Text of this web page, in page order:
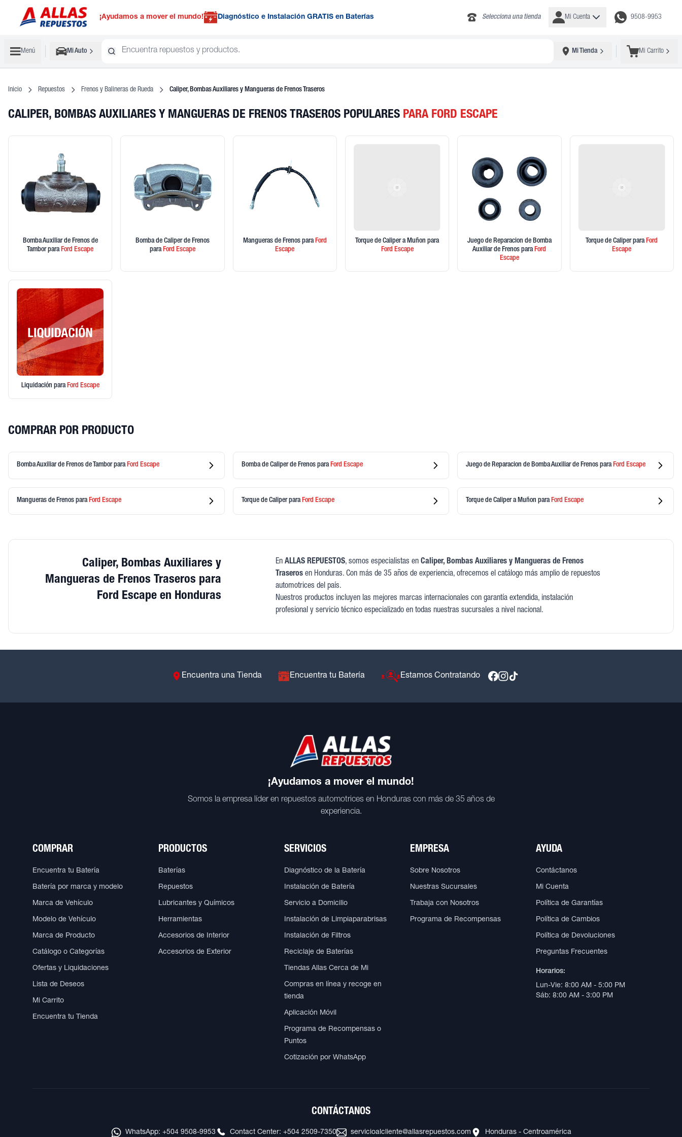
¡Ayudamos a mover el mundo! Diagnóstico e Instalación GRATIS en Baterías Selecciona una tienda Mi Cuenta 9508-9953
Menú Mi Auto Mi Tienda Mi Carrito
Inicio Repuestos Frenos y Balineras de Rueda Caliper, Bombas Auxiliares y Mangueras de Frenos Traseros
CALIPER, BOMBAS AUXILIARES Y MANGUERAS DE FRENOS TRASEROS POPULARES PARA FORD ESCAPE
Bomba Auxiliar de Frenos de
Tambor paraFord Escape
Bomba de Caliper de Frenos
paraFord Escape
Mangueras de Frenos paraFord
Escape
Torque de Caliper a Muñon para
Ford Escape
Juego de Reparacion de Bomba
Auxiliar de Frenos paraFord
Escape
Torque de Caliper paraFord
Escape
Liquidación para Ford Escape
COMPRAR POR PRODUCTO
Bomba Auxiliar de Frenos de Tambor paraFord Escape Bomba de Caliper de Frenos paraFord Escape Juego de Reparacion de Bomba Auxiliar de Frenos paraFord Escape
Mangueras de Frenos paraFord Escape Torque de Caliper paraFord Escape Torque de Caliper a Muñon paraFord Escape
Caliper, Bombas Auxiliares y
Mangueras de Frenos Traseros para
Ford Escape en Honduras
En ALLAS REPUESTOS, somos especialistas en Caliper, Bombas Auxiliares y Mangueras de Frenos
Traseros en Honduras. Con más de 35 años de experiencia, ofrecemos el catálogo más amplio de repuestos
automotrices del país.
Nuestros productos incluyen las mejores marcas internacionales con garantía extendida, instalación
profesional y servicio técnico especializado en todas nuestras sucursales a nivel nacional.
Encuentra una Tienda Encuentra tu Batería Estamos Contratando
¡Ayudamos a mover el mundo!
Somos la empresa líder en repuestos automotrices en Honduras con más de 35 años de
experiencia.
COMPRAR
Encuentra tu Batería
Batería por marca y modelo
Marca de Vehículo
Modelo de Vehículo
Marca de Producto
Catálogo o Categorías
Ofertas y Liquidaciones
Lista de Deseos
Mi Carrito
Encuentra tu Tienda
PRODUCTOS
Baterías
Repuestos
Lubricantes y Químicos
Herramientas
Accesorios de Interior
Accesorios de Exterior
SERVICIOS
Diagnóstico de la Batería
Instalación de Batería
Servicio a Domicilio
Instalación de Limpiaparabrisas
Instalación de Filtros
Reciclaje de Baterías
Tiendas Allas Cerca de Mi
Compras en línea y recoge en
tienda
Aplicación Móvil
Programa de Recompensas o
Puntos
Cotización por WhatsApp
EMPRESA
Sobre Nosotros
Nuestras Sucursales
Trabaja con Nosotros
Programa de Recompensas
AYUDA
Contáctanos
Mi Cuenta
Política de Garantías
Política de Cambios
Política de Devoluciones
Preguntas Frecuentes
Horarios:
Lun-Vie: 8:00 AM - 5:00 PM
Sáb: 8:00 AM - 3:00 PM
CONTÁCTANOS
WhatsApp: +504 9508-9953 Contact Center: +504 2509-7350 servicioalcliente@allasrepuestos.com Honduras - Centroamérica